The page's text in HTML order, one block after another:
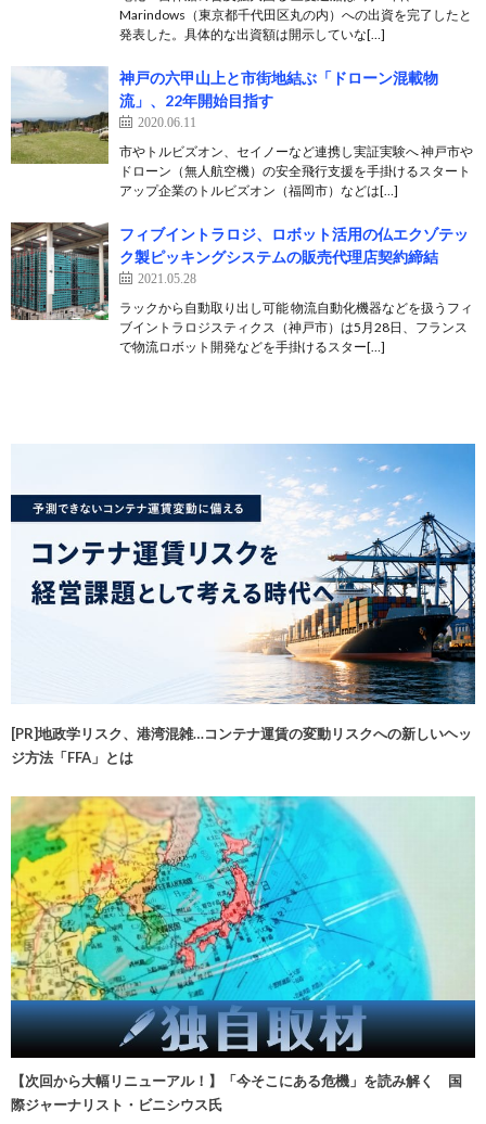
Marindows（東京都千代田区丸の内）への出資を完了したと
発表した。具体的な出資額は開示していな[…]
神戸の六甲山上と市街地結ぶ「ドローン混載物
流」、22年開始目指す
2020.06.11
市やトルビズオン、セイノーなど連携し実証実験へ 神戸市や
ドローン（無人航空機）の安全飛行支援を手掛けるスタート
アップ企業のトルビズオン（福岡市）などは[…]
フィブイントラロジ、ロボット活用の仏エクゾテッ
ク製ピッキングシステムの販売代理店契約締結
2021.05.28
ラックから自動取り出し可能 物流自動化機器などを扱うフィ
ブイントラロジスティクス（神戸市）は5月28日、フランス
で物流ロボット開発などを手掛けるスター[…]
[PR]地政学リスク、港湾混雑…コンテナ運賃の変動リスクへの新しいヘッ
ジ方法「FFA」とは
【次回から大幅リニューアル！】「今そこにある危機」を読み解く 国
際ジャーナリスト・ビニシウス氏